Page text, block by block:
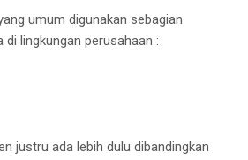
umum digunakan sebagian
lingkungan perusahaan :
justru ada lebih dulu dibandingkan